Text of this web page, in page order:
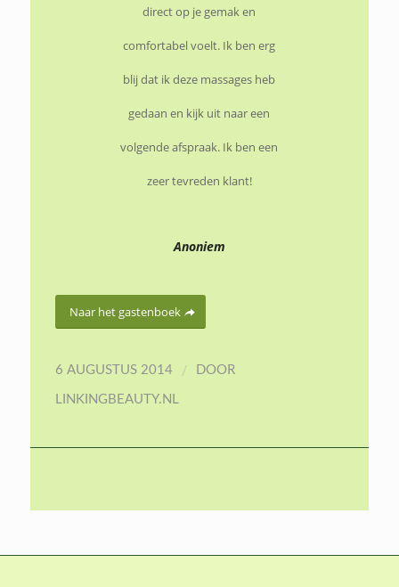
direct op je gemak en
comfortabel voelt. Ik ben erg
blij dat ik deze massages heb
gedaan en kijk uit naar een
volgende afspraak. Ik ben een
zeer tevreden klant!
Anoniem
Naar het gastenboek
6 AUGUSTUS 2014 / DOOR
LINKINGBEAUTY.NL